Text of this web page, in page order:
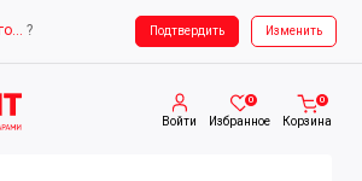
Выберите город ? Подтвердить Изменить
Войти
0
Избранное
0
Корзина